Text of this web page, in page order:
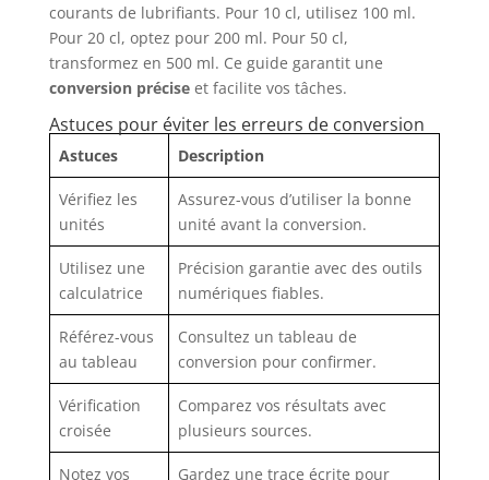
courants de lubrifiants. Pour 10 cl, utilisez 100 ml.
Pour 20 cl, optez pour 200 ml. Pour 50 cl,
transformez en 500 ml. Ce guide garantit une
conversion préciseet facilite vos tâches.
Astuces pour éviter les erreurs de conversion
Astuces Description
Vérifiez les
unités
Assurez-vous d’utiliser la bonne
unité avant la conversion.
Utilisez une
calculatrice
Précision garantie avec des outils
numériques fiables.
Référez-vous
au tableau
Consultez un tableau de
conversion pour confirmer.
Vérification
croisée
Comparez vos résultats avec
plusieurs sources.
Notez vos Gardez une trace écrite pour